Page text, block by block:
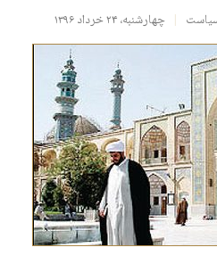
چهارشنبه، ۲۴ خرداد ۱۳۹۶